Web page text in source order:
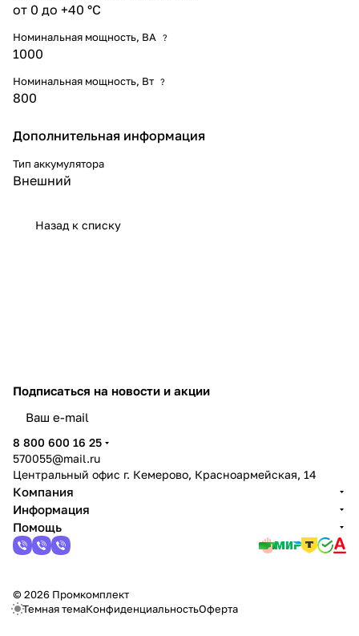
от 0 до +40 °С
Номинальная мощность, ВА ?
1000
Номинальная мощность, Вт ?
800
Дополнительная информация
Тип аккумулятора
Внешний
Назад к списку
Подписаться на новости и акции
8 800 600 16 25
570055@mail.ru
Центральный офис г. Кемерово, Красноармейская, 14
Компания
Информация
Помощь
© 2026 Промкомплект
Темная темаКонфиденциальностьОферта